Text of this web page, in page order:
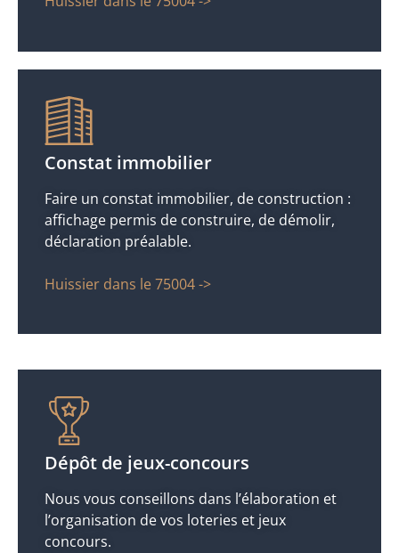
Constat immobilier
Faire un constat immobilier, de construction :
affichage permis de construire, de démolir,
déclaration préalable.
Huissier dans le 75004 ->
Dépôt de jeux-concours
Nous vous conseillons dans l’élaboration et
l’organisation de vos loteries et jeux
concours.